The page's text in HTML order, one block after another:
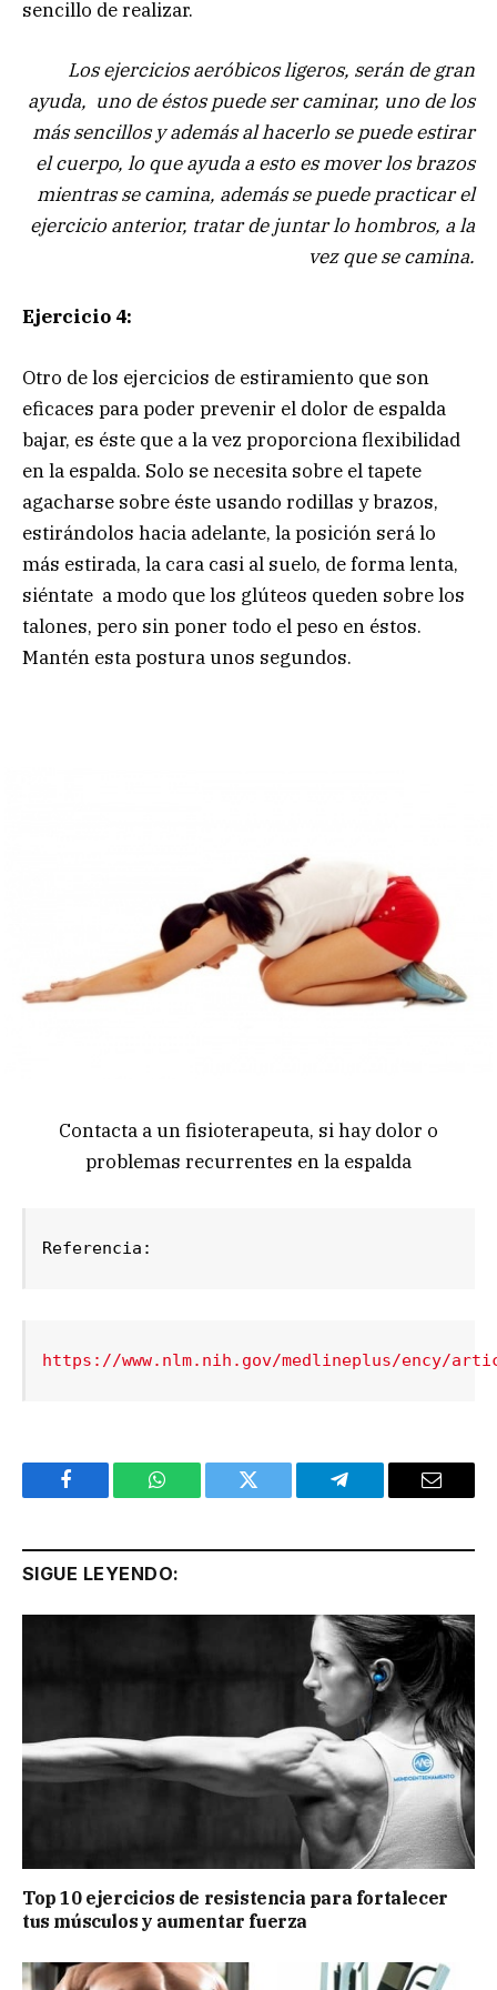
sencillo de realizar.
Los ejercicios aeróbicos ligeros, serán de gran
ayuda, uno de éstos puede ser caminar, uno de los
más sencillos y además al hacerlo se puede estirar
el cuerpo, lo que ayuda a esto es mover los brazos
mientras se camina, además se puede practicar el
ejercicio anterior, tratar de juntar lo hombros, a la
vez que se camina.
Ejercicio 4:
Otro de los ejercicios de estiramiento que son
eficaces para poder prevenir el dolor de espalda
bajar, es éste que a la vez proporciona flexibilidad
en la espalda. Solo se necesita sobre el tapete
agacharse sobre éste usando rodillas y brazos,
estirándolos hacia adelante, la posición será lo
más estirada, la cara casi al suelo, de forma lenta,
siéntate a modo que los glúteos queden sobre los
talones, pero sin poner todo el peso en éstos.
Mantén esta postura unos segundos.
Contacta a un fisioterapeuta, si hay dolor o
problemas recurrentes en la espalda
Referencia:
https://www.nlm.nih.gov/medlineplus/ency/
Facebook WhatsApp Twitter Telegram Email
SIGUE LEYENDO:
Top 10 ejercicios de resistencia para fortalecer
tus músculos y aumentar fuerza